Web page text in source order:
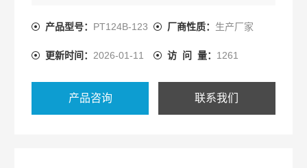
变送器
产品型号： PT124B-123 厂商性质： 生产厂家
更新时间： 2026-01-11 访 问 量： 1261
产品咨询 联系我们